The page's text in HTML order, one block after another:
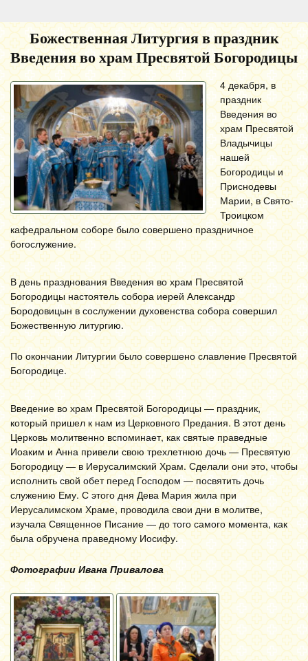
Божественная Литургия в праздник
Введения во храм Пресвятой Богородицы
4 декабря, в
праздник
Введения во
храм Пресвятой
Владычицы
нашей
Богородицы и
Приснодевы
Марии, в Свято-
Троицком
кафедральном соборе было совершено праздничное
богослужение.
В день празднования Введения во храм Пресвятой
Богородицы настоятель собора иерей Александр
Бородовицын в сослужении духовенства собора совершил
Божественную литургию.
По окончании Литургии было совершено славление Пресвятой
Богородице.
Введение во храм Пресвятой Богородицы — праздник,
который пришел к нам из Церковного Предания. В этот день
Церковь молитвенно вспоминает, как святые праведные
Иоаким и Анна привели свою трехлетнюю дочь — Пресвятую
Богородицу — в Иерусалимский Храм. Сделали они это, чтобы
исполнить свой обет перед Господом — посвятить дочь
служению Ему. С этого дня Дева Мария жила при
Иерусалимском Храме, проводила свои дни в молитве,
изучала Священное Писание — до того самого момента, как
была обручена праведному Иосифу.
Фотографии Ивана Привалова